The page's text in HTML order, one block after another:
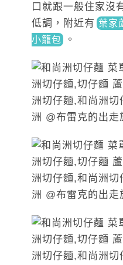
口就跟一般住家沒
低調，附近有 葉家
小籠包
。